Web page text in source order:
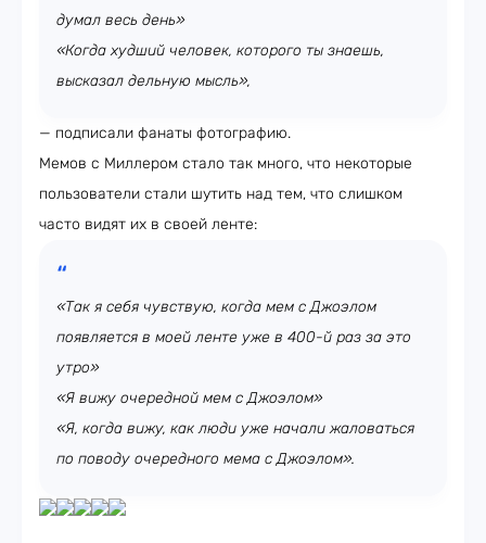
думал весь день»
«Когда худший человек, которого ты знаешь,
высказал дельную мысль»,
— подписали фанаты фотографию.
Мемов с Миллером стало так много, что некоторые
пользователи стали шутить над тем, что слишком
часто видят их в своей ленте:
«Так я себя чувствую, когда мем с Джоэлом
появляется в моей ленте уже в 400-й раз за это
утро»
«Я вижу очередной мем с Джоэлом»
«Я, когда вижу, как люди уже начали жаловаться
по поводу очередного мема с Джоэлом».